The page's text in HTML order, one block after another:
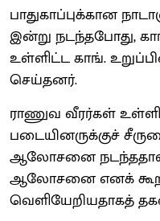
பாதுகாப்புக்கான
இன்று நடந்தபோது,
உள்ளிட்ட காங்.
செய்தனர்.
ராணுவ வீரர்கள்
படையினருக்குச்
ஆலோசனை
ஆலோசனை எனக்
வெளியேறியதாகத்